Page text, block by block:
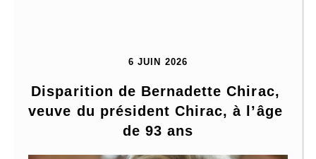
6 JUIN 2026
Disparition de Bernadette Chirac,
veuve du président Chirac, à l’âge
de 93 ans